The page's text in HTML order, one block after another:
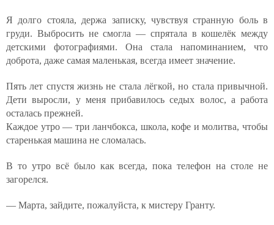
Я долго стояла, держа записку, чувствуя странную боль в
груди. Выбросить не смогла — спрятала в кошелёк между
детскими фотографиями. Она стала напоминанием, что
доброта, даже самая маленькая, всегда имеет значение.
Пять лет спустя жизнь не стала лёгкой, но стала привычной.
Дети выросли, у меня прибавилось седых волос, а работа
осталась прежней.
Каждое утро — три ланчбокса, школа, кофе и молитва, чтобы
старенькая машина не сломалась.
В то утро всё было как всегда, пока телефон на столе не
загорелся.
— Марта, зайдите, пожалуйста, к мистеру Гранту.